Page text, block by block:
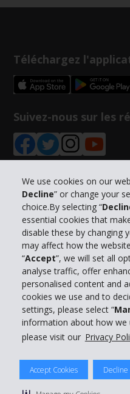
We use cookies on our
Decline” or change your
choice.By selecting “
essential cookies that
disable these by changing
may affect how the
“Accept”, we will set all
analyse traffic, offer
personalised content and
cookies we use and to
settings, please select “
information about how we
please visit our Privacy
Accept Cookies Decline
Téléchargez
Suivez-nous sur les
Informations sur
Entreprise
Support client
Réserver avec Hertz
Politique de confidentialité
Conditions de location